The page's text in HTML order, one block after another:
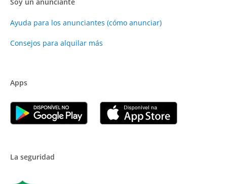
Ayuda para los anunciantes (cómo anunciar)
Consejos para alquilar más
Apps
La seguridad